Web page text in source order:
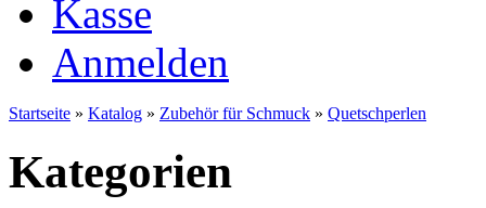
Kasse
Anmelden
Startseite » Katalog » Zubehör für Schmuck » Quetschperlen
Kategorien